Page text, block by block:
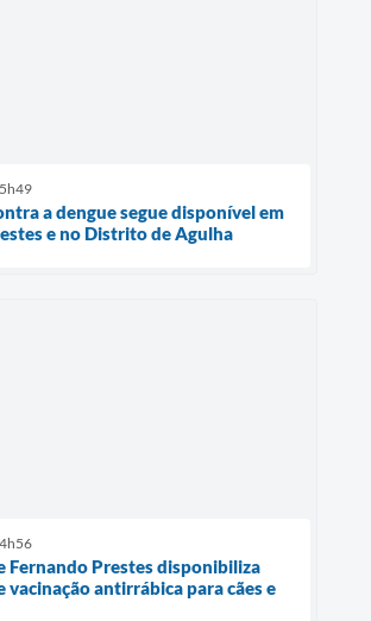
a dengue segue disponível em
e no Distrito de Agulha
Fernando Prestes disponibiliza
vacinação antirrábica para cães e